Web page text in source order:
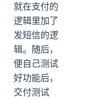
就在支付的
逻辑里加了
发短信的逻
辑。随后，
便自己测试
好功能后，
交付测试